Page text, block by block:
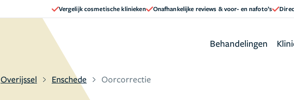
Vergelijk cosmetische klinieken Onafhankelijke reviews & voor- en nafoto’s
Behandelingen
Overijssel Enschede Oorcorrectie